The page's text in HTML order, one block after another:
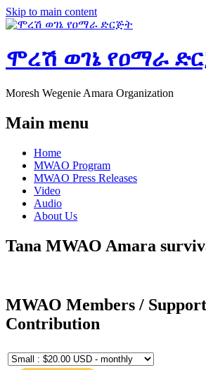
Skip to main content
ሞረሽ ወገኔ የዐማራ
Moresh Wegenie Amara Organization
Main menu
Home
MWAO Program
MWAO Press Releases
Video
Audio
About Us
Tana MWAO Amara
MWAO Members /
Contribution